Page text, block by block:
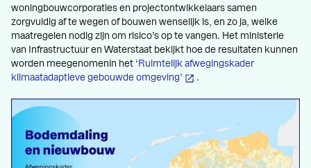
woningbouwcorporaties en projectontwikkelaars samen
zorgvuldig af te wegen of bouwen wenselijk is, en zo ja, welke
maatregelen nodig zijn om risico’s op te vangen. Het ministerie
van Infrastructuur en Waterstaat bekijkt hoe de resultaten kunnen
worden meegenomenin het ‘ Ruimtelijk afwegingskader
klimaatadaptieve gebouwde omgeving’
.